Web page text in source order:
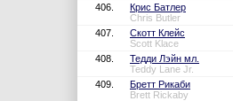
406.
Крис Батлер
Chris Butler
407.
Скотт Клейс
Scott Klace
408.
Тедди Лэйн мл.
Teddy Lane Jr.
409.
Бретт Рикаби
Brett Rickaby